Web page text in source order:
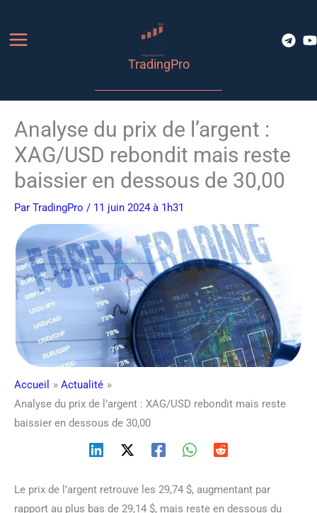
contenu
TradingPro
Analyse du prix de l’argent :
XAG/USD rebondit mais reste
baissier en dessous de 30,00
Par TradingPro / 11 juin 2024 à 1h31
Accueil
Actualité
Analyse du prix de l’argent : XAG/USD rebondit mais reste
baissier en dessous de 30,00
Le prix de l’argent retrouve les 29,74 $, augmentant par
rapport au plus bas de 29,14 $, mais reste en dessous du